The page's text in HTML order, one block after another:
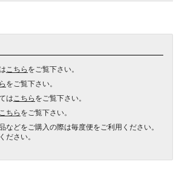
こちらをご覧下さい。
をご覧下さい。
は こちらをご覧下さい。
こちらをご覧下さい。
などをご購入の際は毎度便をご利用ください。
ださい。